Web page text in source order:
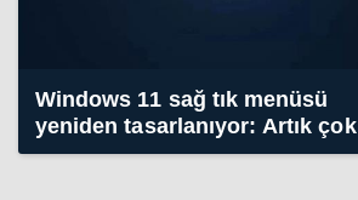
Windows 11 sağ tık menüsü
yeniden tasarlanıyor: Artık çok
daha hızlı olacak